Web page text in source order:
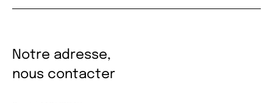
Notre adresse,
nous contacter